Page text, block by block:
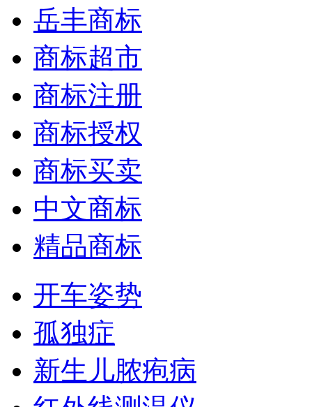
岳丰商标
商标超市
商标注册
商标授权
商标买卖
中文商标
精品商标
开车姿势
孤独症
新生儿脓疱病